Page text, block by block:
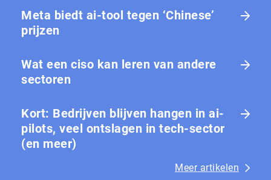
Meta biedt ai-tool tegen ‘Chinese’
prijzen
Wat een ciso kan leren van andere
sectoren
Kort: Bedrijven blijven hangen in ai-
pilots, veel ontslagen in tech-sector
(en meer)
Meer artikelen